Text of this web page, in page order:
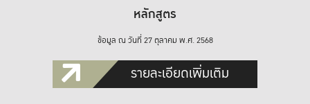
หลักสูตร
ข้อมูล ณ วันที่ 27 ตุลาคม พ.ศ. 2568
รายละเอียดเพิ่มเติม